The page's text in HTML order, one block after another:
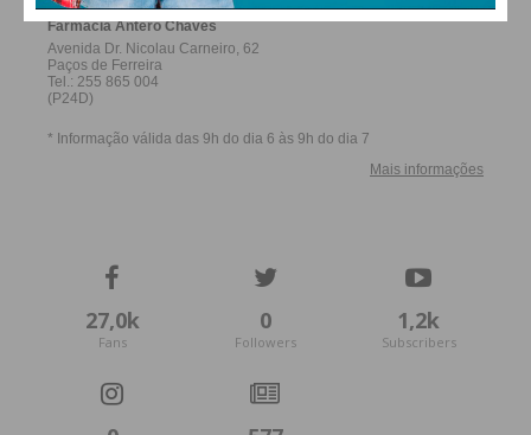
Assine nossa newsletter por e-mail e
obtenha de forma regular a informação
condições
27,0k
Fans
0
Followers
1,2k
Subscribers